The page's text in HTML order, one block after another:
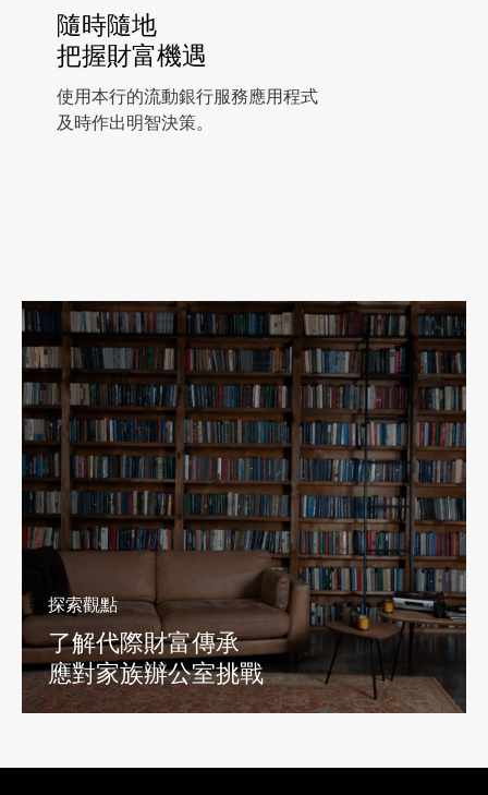
隨時隨地
把握財富機遇
使用本行的流動銀行服務應用程式
及時作出明智決策。
探索觀點
了解代際財富傳承
應對家族辦公室挑戰